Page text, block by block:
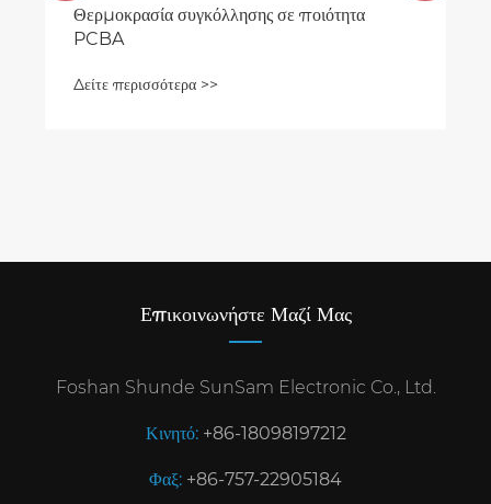
Θερμοκρασία συγκόλλησης σε ποιότητα
PCBA
Δείτε περισσότερα >>
Επικοινωνήστε Μαζί Μας
Foshan Shunde SunSam Electronic Co., Ltd.
Κινητό: +86-18098197212
Φαξ: +86-757-22905184